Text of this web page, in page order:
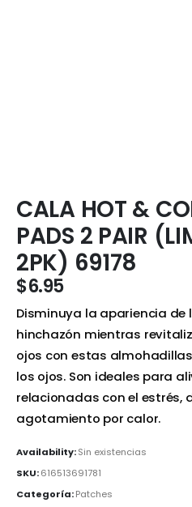
CALA HOT &
PADS 2 PAIR
2PK) 69178
$6.95
Disminuya la apariencia de
hinchazón mientras
ojos con estas
los ojos. Son ideales para
relacionadas con el estrés,
agotamiento por calor.
Availability:Sin existencias
SKU:616513691781
Categoría:Patches